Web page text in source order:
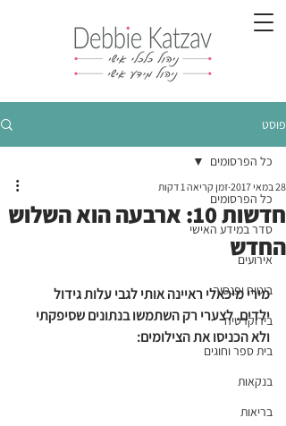
פוסט
כל הפרסומים
סדר במידע האישי
אירועים
ביטוח ופנסיה
בירוקרטיה
בית ספר וחוגים
בנקאות
בריאות
כל הפרסומים
חדשות 10: ארבעה הוא השלוש
החדש
28 במאי 2017 זמן קריאה 1 דקות
מירי מיכאלי ראיינה אותי לגבי עלות גידול
ילדים. לצערי רק השתמשו בנתונים שסיפקתי
ולא הכניסו את הצילומים: